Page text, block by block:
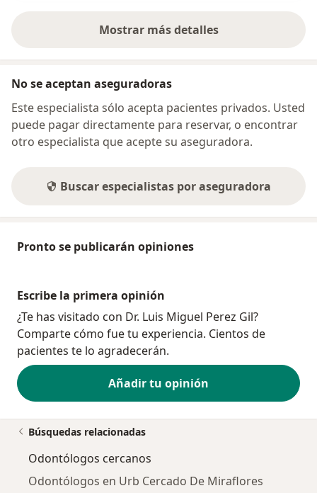
Mostrar más detalles
sobre la dirección
No se aceptan aseguradoras
Este especialista sólo acepta pacientes privados. Usted
puede pagar directamente para reservar, o encontrar
otro especialista que acepte su aseguradora.
Buscar especialistas por aseguradora
Pronto se publicarán opiniones
Escribe la primera opinión
¿Te has visitado con Dr. Luis Miguel Perez Gil?
Comparte cómo fue tu experiencia. Cientos de
pacientes te lo agradecerán.
Añadir tu opinión
Búsquedas relacionadas
Odontólogos cercanos
Odontólogos en Urb Cercado De Miraflores